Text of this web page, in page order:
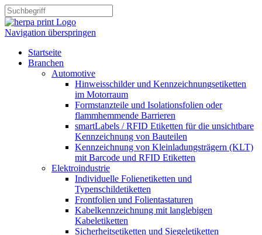
Navigation überspringen
Startseite
Branchen
Automotive
Hinweisschilder und Kennzeichnungsetiketten
im Motorraum
Formstanzteile und Isolationsfolien oder
flammhemmende Barrieren
smartLabels / RFID Etiketten für die unsichtbare
Kennzeichnung von Bauteilen
Kennzeichnung von Kleinladungsträgern (KLT)
mit Barcode und RFID Etiketten
Elektroindustrie
Individuelle Folienetiketten und
Typenschildetiketten
Frontfolien und Folientastaturen
Kabelkennzeichnung mit langlebigen
Kabeletiketten
Sicherheitsetiketten und Siegeletiketten